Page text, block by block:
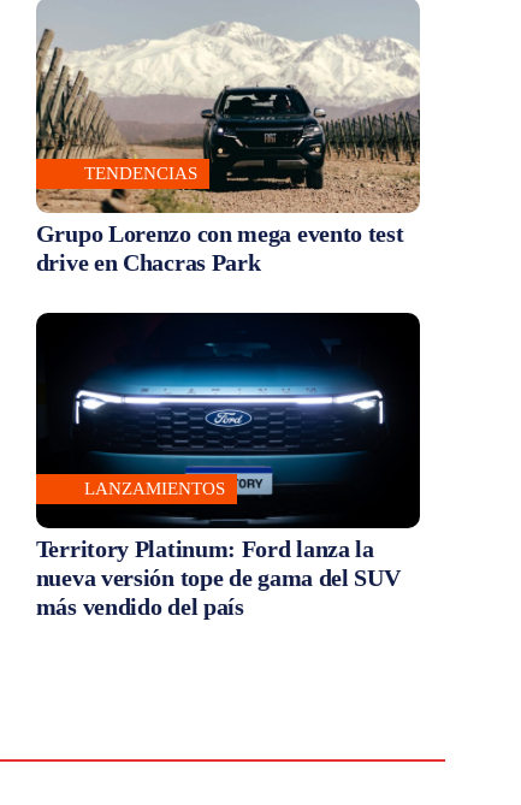
TENDENCIAS
Grupo Lorenzo con mega evento test
drive en Chacras Park
LANZAMIENTOS
Territory Platinum: Ford lanza la
nueva versión tope de gama del SUV
más vendido del país